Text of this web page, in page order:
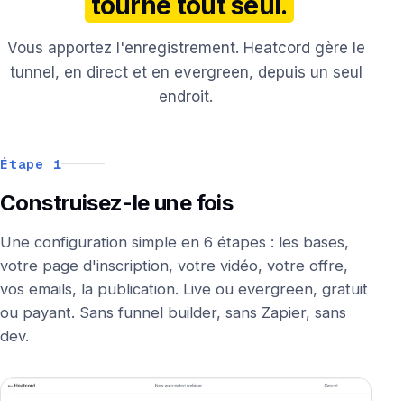
Vous apportez l'enregistrement. Heatcord gère le
tunnel, en direct et en evergreen, depuis un seul
endroit.
Étape 1
Construisez-le une fois
Une configuration simple en 6 étapes : les bases,
votre page d'inscription, votre vidéo, votre offre,
vos emails, la publication. Live ou evergreen, gratuit
ou payant. Sans funnel builder, sans Zapier, sans
dev.